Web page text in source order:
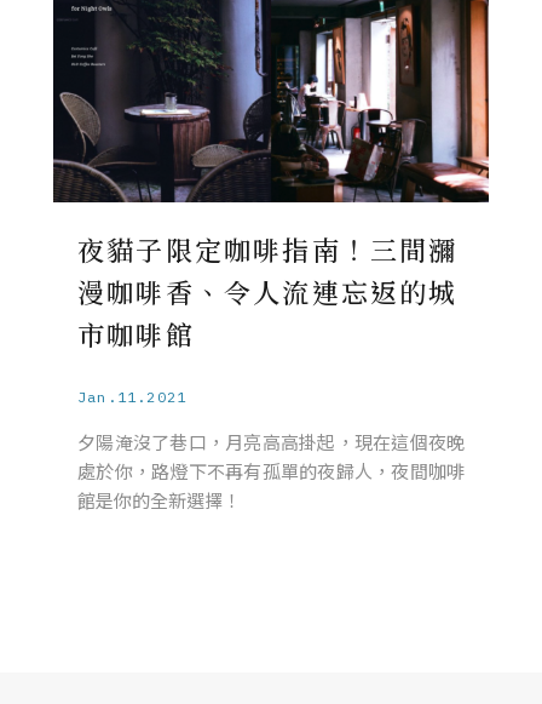
夜貓子限定咖啡指南！三間瀰
漫咖啡香、令人流連忘返的城
市咖啡館
Jan.11.2021
夕陽淹沒了巷口，月亮高高掛起，現在這個夜晚
處於你，路燈下不再有孤單的夜歸人，夜間咖啡
館是你的全新選擇！